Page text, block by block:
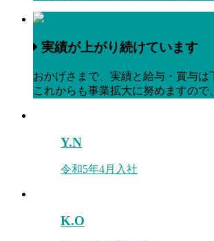
実績が上がり続けています
おかげさまで、実績と給与・賞与は
これからも事業拡大に努めますので
Y.N
令和5年4月入社
K.O